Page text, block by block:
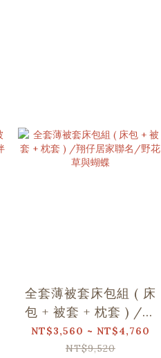
全套薄被套床包組 ( 床
包 + 被套 + 枕套 ) /翔
仔居家聯名/野花草與
蝴蝶
NT$3,560 ~ NT$4,760
NT$9,520